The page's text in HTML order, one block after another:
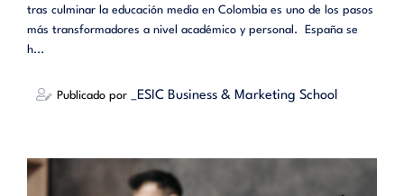
tras culminar la educación media en Colombia es uno de los pasos
más transformadores a nivel académico y personal. España se
h...
Publicado por _ESIC Business & Marketing School